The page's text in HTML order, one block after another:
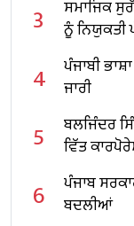
3
ਸਮਾਜਿਕ
ਨੂੰ ਨਿਯੁਕਤੀ
4
ਪੰਜਾਬੀ
ਜਾਰੀ
5
ਬਲਜਿੰਦਰ
ਵਿੱਤ
6
ਪੰਜਾਬ
ਬਦਲੀਆਂ